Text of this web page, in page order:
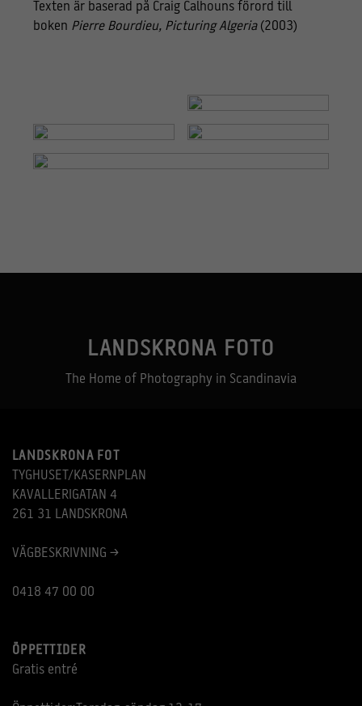
Texten är baserad på Craig Calhouns förord till
boken Pierre Bourdieu, Picturing Algeria(2003)
LANDSKRONA FOTO
The Home of Photography in Scandinavia
LANDSKRONA FOT
TYGHUSET/KASERNPLAN
KAVALLERIGATAN 4
261 31 LANDSKRONA
VÄGBESKRIVNING >
0418 47 00 00
ÖPPETTIDER
Gratis entré
Statistik
För att vi ska